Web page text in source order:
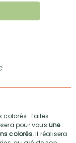
colorés : faites
pour vousune
colorés.Il réalisera